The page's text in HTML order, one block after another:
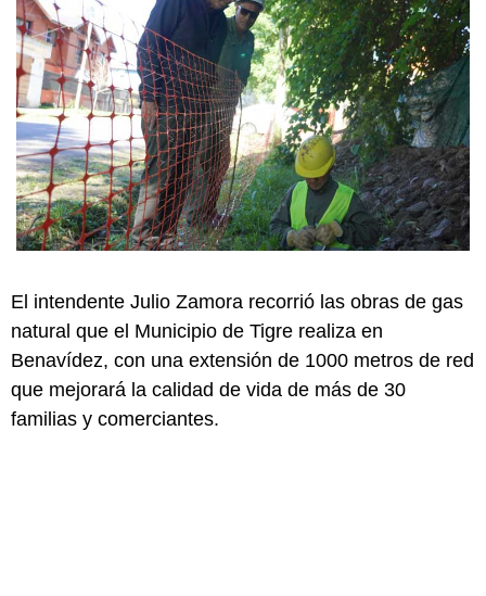
El intendente Julio Zamora recorrió las obras de gas
natural que el Municipio de Tigre realiza en
Benavídez, con una extensión de 1000 metros de red
que mejorará la calidad de vida de más de 30
familias y comerciantes.